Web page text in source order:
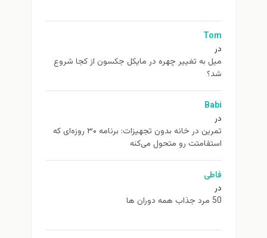
Tom
در
ميل به تغيير چهره در مایکل جکسون از كجا شروع
شد؟
Babi
در
تمرین در خانه بدون تجهیزات: برنامه ۳۰ روزه‌ای که
استقامتت رو متحول می‌کنه
فاطی
در
50 مرد جذاب همه دوران ها